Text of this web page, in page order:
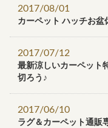
2017/08/01
カーペット ハッチお
2017/07/12
最新涼しいカーペット
切ろう♪
2017/06/10
ラグ＆カーペット通